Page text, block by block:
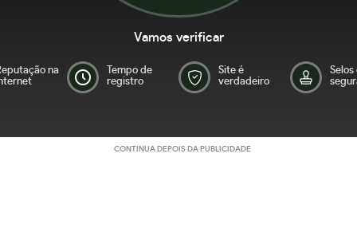
Vamos verificar
na
Tempo de
registro
Site é
verdadeiro
Selos
CONTINUA DEPOIS DA PUBLICIDADE